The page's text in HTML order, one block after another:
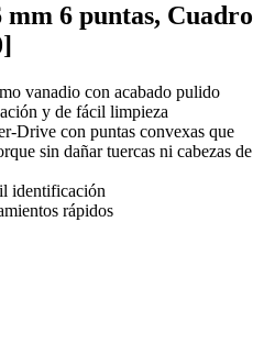
6 puntas, Cuadro
vanadio con acabado pulido
y de fácil limpieza
Drive con puntas convexas que
sin dañar tuercas ni cabezas de
identificación
rápidos